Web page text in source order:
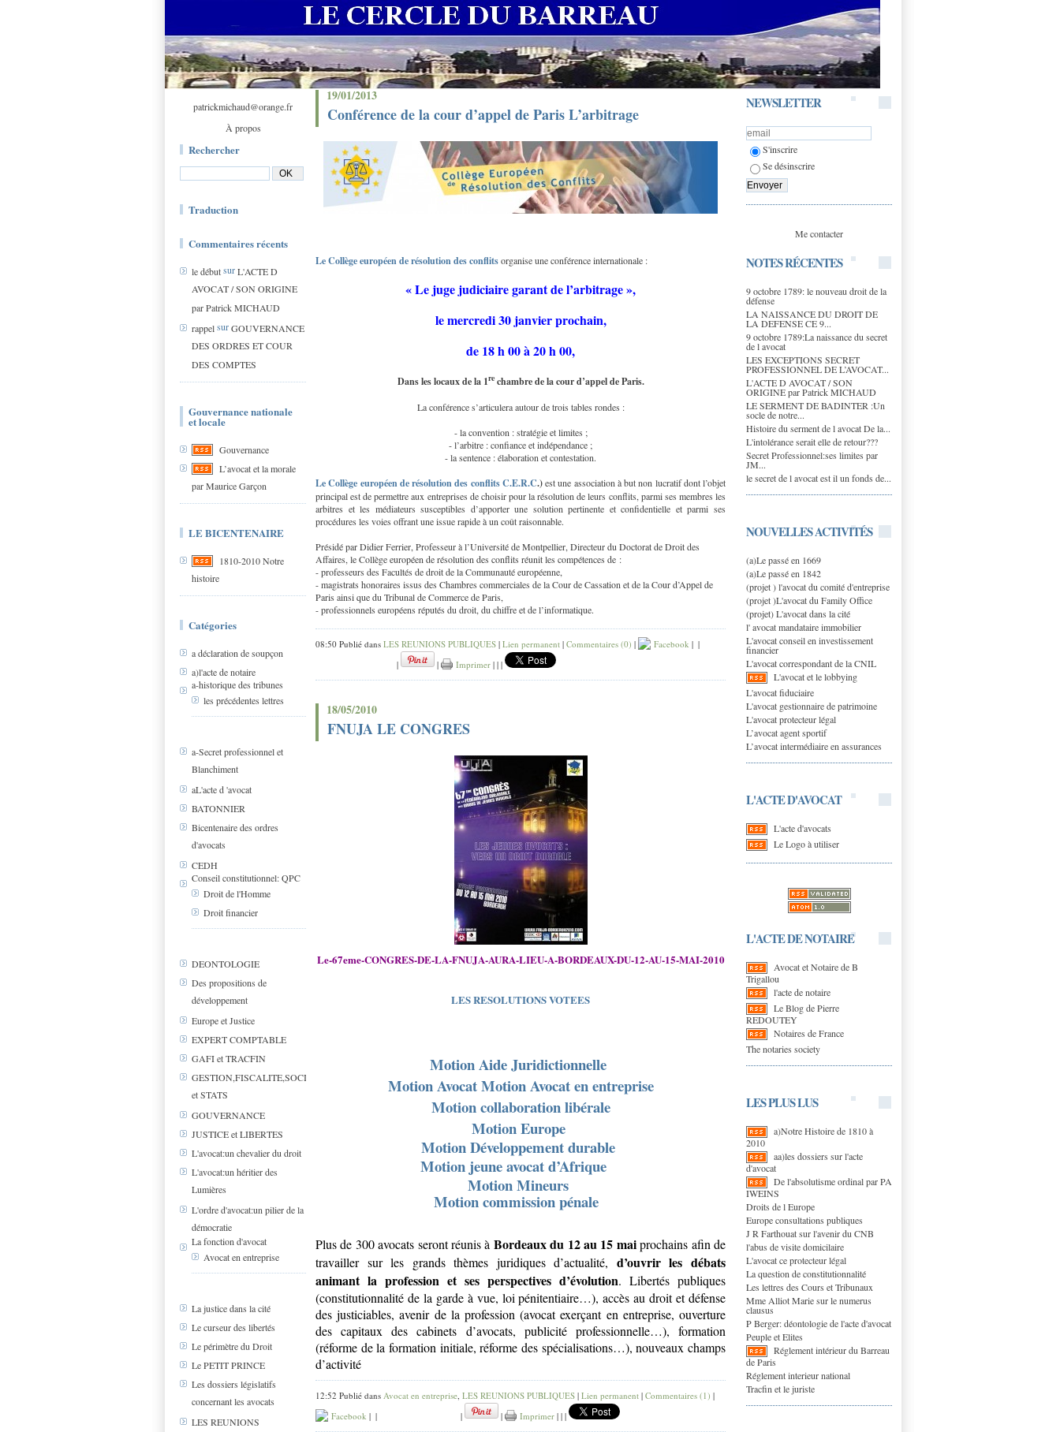
patrickmichaud@orange.fr
À propos
Rechercher
Traduction
Commentaires récents
le débutsurL'ACTE D
AVOCAT / SON ORIGINE
par Patrick MICHAUD
rappelsurGOUVERNANCE
DES ORDRES ET COUR
DES COMPTES
Gouvernance nationale
et locale
Gouvernance
L’avocat et la morale
par Maurice Garçon
LE BICENTENAIRE
1810-2010 Notre
histoire
Catégories
a déclaration de soupçon
a)l'acte de notaire
a-historique des tribunes
les précédentes lettres
a-Secret professionnel et
Blanchiment
aL'acte d 'avocat
BATONNIER
Bicentenaire des ordres
d'avocats
CEDH
Conseil constitutionnel: QPC
Droit de l'Homme
Droit financier
DEONTOLOGIE
Des propositions de
développement
Europe et Justice
EXPERT COMPTABLE
GAFI et TRACFIN
GESTION,FISCALITE,SOCIAL
et STATS
GOUVERNANCE
JUSTICE et LIBERTES
L'avocat:un chevalier du droit
L'avocat:un héritier des
Lumières
L'ordre d'avocat:un pilier de la
démocratie
La fonction d'avocat
Avocat en entreprise
La justice dans la cité
Le curseur des libertés
Le périmètre du Droit
Le PETIT PRINCE
Les dossiers législatifs
concernant les avocats
LES REUNIONS
NEWSLETTER
S'inscrire
Se désinscrire
Me contacter
NOTES RÉCENTES
9 octobre 1789: le nouveau droit de la
défense
LA NAISSANCE DU DROIT DE
LA DEFENSE CE 9...
9 octobre 1789:La naissance du secret
de l avocat
LES EXCEPTIONS SECRET
PROFESSIONNEL DE L’AVOCAT...
L'ACTE D AVOCAT / SON
ORIGINE par Patrick MICHAUD
LE SERMENT DE BADINTER :Un
socle de notre...
Histoire du serment de l avocat De la...
L'intolérance serait elle de retour???
Secret Professionnel:ses limites par
JM...
le secret de l avocat est il un fonds de...
NOUVELLES ACTIVITÉS
(a)Le passé en 1669
(a)Le passé en 1842
(projet ) l'avocat du comité d'entreprise
(projet )L'avocat du Family Office
(projet) L'avocat dans la cité
l' avocat mandataire immobilier
L'avocat conseil en investissement
financier
L'avocat correspondant de la CNIL
L'avocat et le lobbying
L'avocat fiduciaire
L'avocat gestionnaire de patrimoine
L'avocat protecteur légal
L’avocat agent sportif
L’avocat intermédiaire en assurances
L'ACTE D'AVOCAT
L'acte d'avocats
Le Logo à utiliser
L'ACTE DE NOTAIRE
Avocat et Notaire de B
Trigallou
l'acte de notaire
Le Blog de Pierre
REDOUTEY
Notaires de France
The notaries society
LES PLUS LUS
a)Notre Histoire de 1810 à
2010
aa)les dossiers sur l'acte
d'avocat
De l'absolutisme ordinal par PA
IWEINS
Droits de l Europe
Europe consultations publiques
J R Farthouat sur l'avenir du CNB
l'abus de visite domicilaire
L'avocat ce protecteur légal
La question de constitutionnalité
Les lettres des Cours et Tribunaux
Mme Alliot Marie sur le numerus
clausus
P Berger: déontologie de l'acte d'avocat
Peuple et Elites
Réglement intérieur du Barreau
de Paris
Réglement interieur national
Tracfin et le juriste
19/01/2013
Conférence de la cour d’appel de Paris L’arbitrage
Le Collège européen de résolution des conflitsorganise une conférence internationale :
« Le juge judiciaire garant de l’arbitrage »,
le mercredi 30 janvier prochain,
de 18 h 00 à 20 h 00,
Dans les locaux de la 1rechambre de la cour d’appel de Paris.
La conférence s’articulera autour de trois tables rondes :
- la convention : stratégie et limites ;
- l’arbitre : confiance et indépendance ;
- la sentence : élaboration et contestation.
Le Collège européen de résolution des conflits C.E.R.C.)est une association à but non lucratif dont l’objet
principal est de permettre aux entreprises de choisir pour la résolution de leurs conflits, parmi ses membres les
arbitres et les médiateurs susceptibles d’apporter une solution pertinente et confidentielle et parmi ses
procédures les voies offrant une issue rapide à un coût raisonnable.
Présidé par Didier Ferrier, Professeur à l’Université de Montpellier, Directeur du Doctorat de Droit des
Affaires, le Collège européen de résolution des conflits réunit les compétences de :
- professeurs des Facultés de droit de la Communauté européenne,
- magistrats honoraires issus des Chambres commerciales de la Cour de Cassation et de la Cour d’Appel de
Paris ainsi que du Tribunal de Commerce de Paris,
- professionnels européens réputés du droit, du chiffre et de l’informatique.
08:50 Publié dans LES REUNIONS PUBLIQUES | Lien permanent | Commentaires (0) | Facebook | |
|
| Imprimer | | |
18/05/2010
FNUJA LE CONGRES
Le-67eme-CONGRES-DE-LA-FNUJA-AURA-LIEU-A-BORDEAUX-DU-12-AU-15-MAI-2010
LES RESOLUTIONS VOTEES
Motion Aide Juridictionnelle
Motion Avocat Motion Avocat en entreprise
Motion collaboration libérale
Motion Europe
Motion Développement durable
Motion jeune avocat d’Afrique
Motion Mineurs
Motion commission pénale
Plus de 300 avocats seront réunis à Bordeaux du 12 au 15 maiprochains afin de
travailler sur les grands thèmes juridiques d’actualité, d’ouvrir les débats
animant la profession et ses perspectives d’évolution. Libertés publiques
(constitutionnalité de la garde à vue, loi pénitentiaire…), accès au droit et défense
des justiciables, avenir de la profession (avocat exerçant en entreprise, ouverture
des capitaux des cabinets d’avocats, publicité professionnelle…), formation
(réforme de la formation initiale, réforme des spécialisations…), nouveaux champs
d’activité
12:52 Publié dans Avocat en entreprise LES REUNIONS PUBLIQUES | Lien permanent | Commentaires (1) |
Facebook | | | | Imprimer | | |